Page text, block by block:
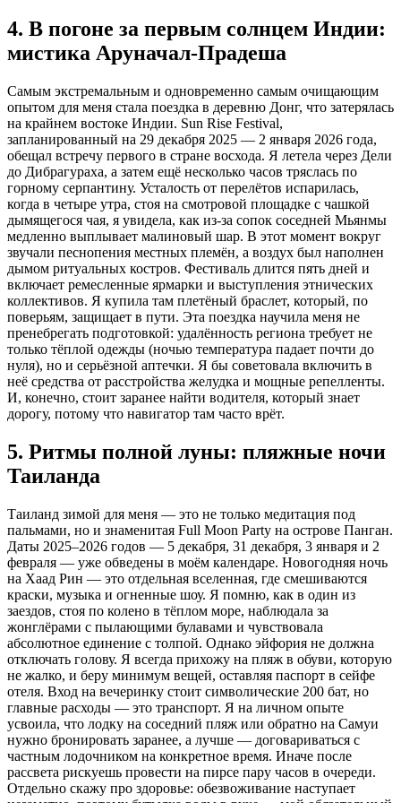
4. В погоне за первым солнцем Индии:
мистика Аруначал-Прадеша
Самым экстремальным и одновременно самым очищающим
опытом для меня стала поездка в деревню Донг, что затерялась
на крайнем востоке Индии. Sun Rise Festival,
запланированный на 29 декабря 2025 — 2 января 2026 года,
обещал встречу первого в стране восхода. Я летела через Дели
до Дибрагураха, а затем ещё несколько часов тряслась по
горному серпантину. Усталость от перелётов испарилась,
когда в четыре утра, стоя на смотровой площадке с чашкой
дымящегося чая, я увидела, как из-за сопок соседней Мьянмы
медленно выплывает малиновый шар. В этот момент вокруг
звучали песнопения местных племён, а воздух был наполнен
дымом ритуальных костров. Фестиваль длится пять дней и
включает ремесленные ярмарки и выступления этнических
коллективов. Я купила там плетёный браслет, который, по
поверьям, защищает в пути. Эта поездка научила меня не
пренебрегать подготовкой: удалённость региона требует не
только тёплой одежды (ночью температура падает почти до
нуля), но и серьёзной аптечки. Я бы советовала включить в
неё средства от расстройства желудка и мощные репелленты.
И, конечно, стоит заранее найти водителя, который знает
дорогу, потому что навигатор там часто врёт.
5. Ритмы полной луны: пляжные ночи
Таиланда
Таиланд зимой для меня — это не только медитация под
пальмами, но и знаменитая Full Moon Party на острове Панган.
Даты 2025–2026 годов — 5 декабря, 31 декабря, 3 января и 2
февраля — уже обведены в моём календаре. Новогодняя ночь
на Хаад Рин — это отдельная вселенная, где смешиваются
краски, музыка и огненные шоу. Я помню, как в один из
заездов, стоя по колено в тёплом море, наблюдала за
жонглёрами с пылающими булавами и чувствовала
абсолютное единение с толпой. Однако эйфория не должна
отключать голову. Я всегда прихожу на пляж в обуви, которую
не жалко, и беру минимум вещей, оставляя паспорт в сейфе
отеля. Вход на вечеринку стоит символические 200 бат, но
главные расходы — это транспорт. Я на личном опыте
усвоила, что лодку на соседний пляж или обратно на Самуи
нужно бронировать заранее, а лучше — договариваться с
частным лодочником на конкретное время. Иначе после
рассвета рискуешь провести на пирсе пару часов в очереди.
Отдельно скажу про здоровье: обезвоживание наступает